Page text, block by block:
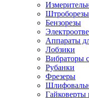
Штроборезы
Бензорезы
Аппараты
Лобзики
Вибраторы
Рубанки
Фрезеры
Гайковерты